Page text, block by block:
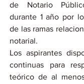
de Notario
durante 1 año por
de las ramas
notarial.
Los aspirantes
continuas para
teórico de al